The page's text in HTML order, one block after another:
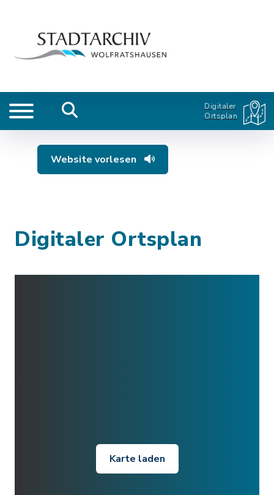
Digitaler
Ortsplan
Website vorlesen
Digitaler Ortsplan
Karte laden